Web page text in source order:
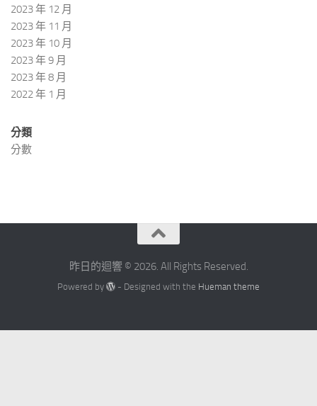
2023 年 12 月
2023 年 11 月
2023 年 10 月
2023 年 9 月
2023 年 8 月
2022 年 1 月
分類
分數
昨日的迴響 © 2026. All Rights Reserved.
Powered by - Designed with the Hueman theme